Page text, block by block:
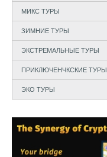
МИКС ТУРЫ
ЗИМНИЕ ТУРЫ
ЭКСТРЕМАЛЬНЫЕ ТУРЫ
ПРИКЛЮЧЕНЧКСКИЕ ТУРЫ
ЭКО ТУРЫ